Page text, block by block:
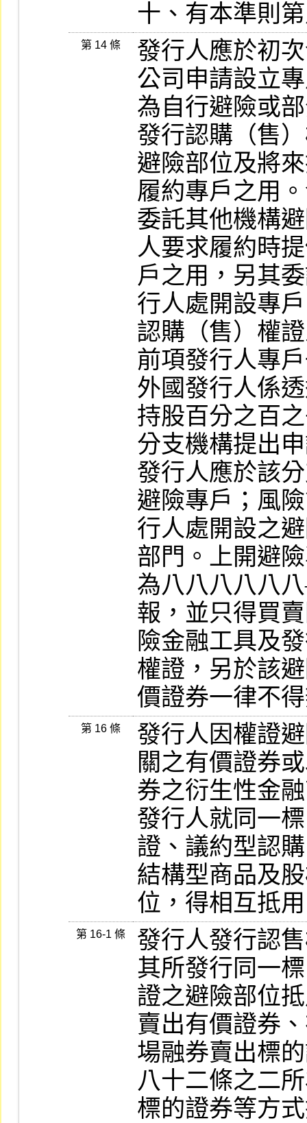
十、有本準則
第 14 條
發行人應於初
公司申請設立
為自行避險或
發行認購（售
避險部位及將
履約專戶之用
委託其他機構
人要求履約時
戶之用，另其
行人處開設專
認購（售）權
前項發行人專
外國發行人係
持股百分之百
分支機構提出
發行人應於該
避險專戶；風
行人處開設之
部門。上開避
為八八八八八
報，並只得買
險金融工具及
權證，另於該
價證券一律不
第 16 條
發行人因權證
關之有價證券
券之衍生性金
發行人就同一
證、議約型認
結構型商品及
位，得相互抵
第 16-1 條
發行人發行認
其所發行同一
證之避險部位
賣出有價證券
場融券賣出標
八十二條之二
標的證券等方